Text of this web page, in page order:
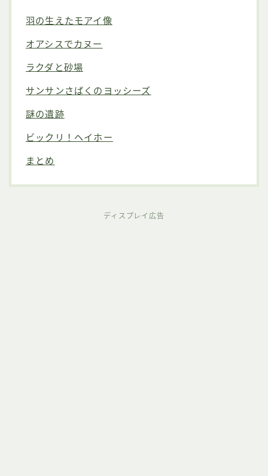
羽の生えたモアイ像
オアシスでカヌー
ラクダと砂場
サンサンさばくのヨッシーズ
謎の遺跡
ビックリ！ヘイホー
まとめ
ディスプレイ広告